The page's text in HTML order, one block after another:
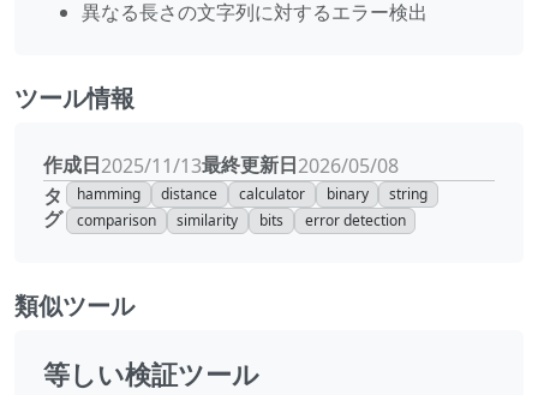
異なる長さの文字列に対するエラー検出
ツール情報
作成日2025/11/13最終更新日2026/05/08
タ
グ
hamming distance calculator binary
string
comparison
similarity bits error detection
類似ツール
等しい検証ツール